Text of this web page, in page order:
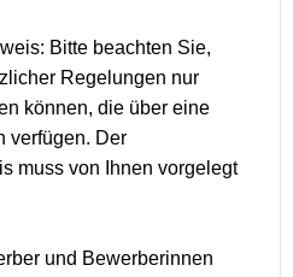
Bitte beachten Sie,
Regelungen nur
können, die über eine
verfügen. Der
muss von Ihnen vorgelegt
und Bewerberinnen